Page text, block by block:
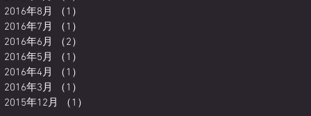
2016年8月
（1）
2016年7月
（1）
2016年6月
（2）
2016年5月
（1）
2016年4月
（1）
2016年3月
（1）
2015年12月
（1）